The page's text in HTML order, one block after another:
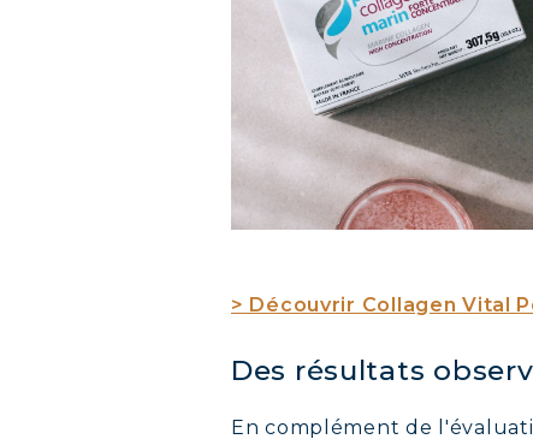
> Découvrir Collagen Vital
Des résultats
En complément de